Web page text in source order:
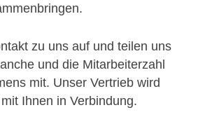
zu uns auf und teilen uns
und die Mitarbeiterzahl
mit. Unser Vertrieb wird
Ihnen in Verbindung.